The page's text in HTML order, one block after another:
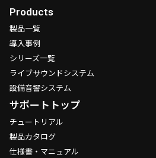
Products
製品一覧
導入事例
シリーズ一覧
ライブサウンドシステム
設備音響システム
サポートトップ
チュートリアル
製品カタログ
仕様書・マニュアル